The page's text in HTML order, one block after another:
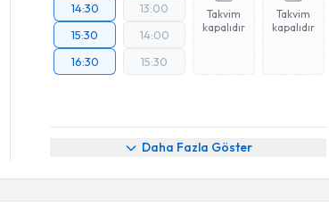
14:30
15:30
16:30
13:00
14:00
15:30
Takvim
kapalıdır
Takvim
kapalıdır
Daha Fazla Göster